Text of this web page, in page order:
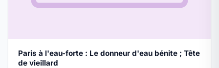
Paris à l'eau-forte : Le donneur d'eau bénite ; Tête
de vieillard